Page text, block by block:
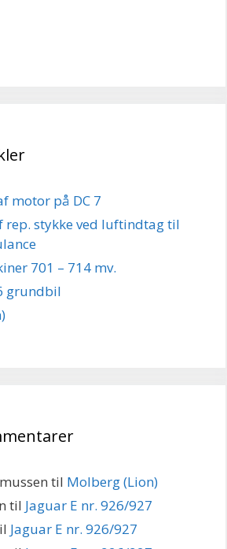
motor på DC 7
rep. stykke ved luftindtag til
701 – 714 mv.
grundbil
til Molberg (Lion)
til Jaguar E nr. 926/927
Jaguar E nr. 926/927